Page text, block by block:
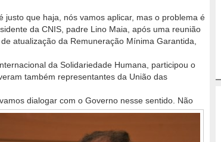
justo que haja, nós vamos aplicar, mas o problema é
da CNIS, padre Lino Maia, após uma reunião
atualização da Remuneração Mínima Garantida,
da Solidariedade Humana, participou o
também representantes da União das
dialogar com o Governo nesse sentido. Não